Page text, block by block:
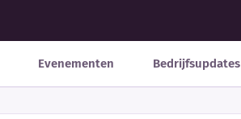
Evenementen Bedrijfsupdates